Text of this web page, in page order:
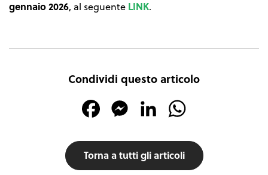
gennaio 2026, al seguente LINK.
Condividi questo articolo
FacebookMessengerLinkedIn
Torna a tutti gli articoli